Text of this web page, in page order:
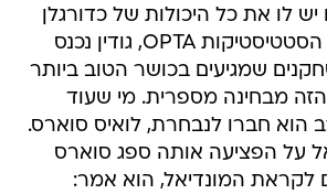
יש לו את כל היכולות של כדורגלן
ענק". על פי אתר הסטטיסטיקות OPTA, גודין נכנס
של 11 השחקנים שמגיעים בכושר הטוב ביותר
הזה מבחינה מספרית. מי שעוד
הוא חברו לנבחרת, לואיס סוארס.
על הפציעה אותה ספג סוארס
לקראת המונדיאל, הוא אמר: